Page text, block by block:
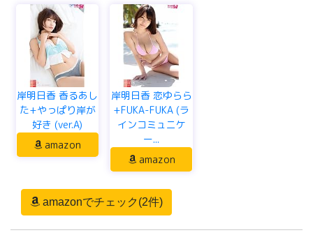
岸明日香 香るあし
た+やっぱり岸が
好き (ver.A)
amazon
岸明日香 恋ゆらら
+FUKA-FUKA (ラ
インコミュニケ
ー...
amazon
amazonでチェック(2件)